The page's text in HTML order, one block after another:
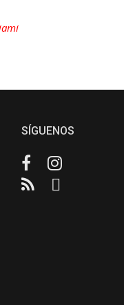
SÍGUENOS
FacebookInstagram